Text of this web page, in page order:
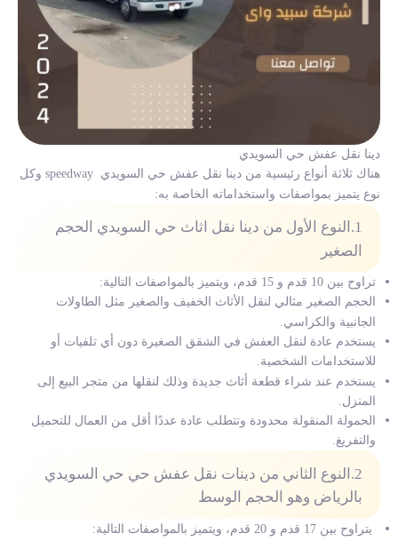
دينا نقل عفش حي السويدي
هناك ثلاثة أنواع رئيسية من دينا نقل عفش حي السويدي
speedway وكل
نوع يتميز بمواصفات واستخداماته الخاصة به:
1.النوع الأول من دينا نقل اثاث حي السويدي الحجم
الصغير
تراوح بين 10 قدم و 15 قدم، ويتميز بالمواصفات التالية:
الحجم الصغير مثالي لنقل الأثاث الخفيف والصغير مثل الطاولات
الجانبية والكراسي.
يستخدم عادة لنقل العفش في الشقق الصغيرة دون أي تلفيات أو
للاستخدامات الشخصية.
يستخدم عند شراء قطعة أثاث جديدة وذلك لنقلها من متجر البيع إلى
المنزل.
الحمولة المنقولة محدودة وتتطلب عادة عددًا أقل من العمال للتحميل
والتفريغ.
2.النوع الثاني من دينات نقل عفش حي حي السويدي
بالرياض وهو الحجم الوسط
يتراوح بين 17 قدم و 20 قدم، ويتميز بالمواصفات التالية: